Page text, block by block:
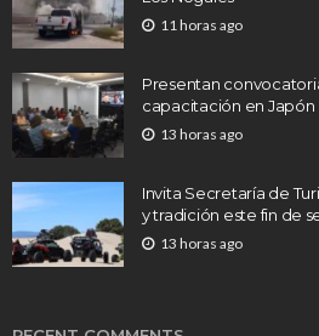
11 horas ago
Presentan
capacitación en Japón
13 horas ago
Invita Secretaría de
y tradición este fin de
13 horas ago